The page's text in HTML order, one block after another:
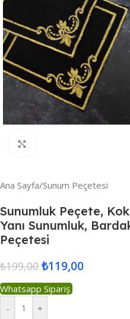
Ana Sayfa/Sunum Peçetesi
Sunumluk Peçete,
Yanı Sunumluk,
Peçetesi
₺199,00 ₺119,00
Whatsapp Sipariş
-
+